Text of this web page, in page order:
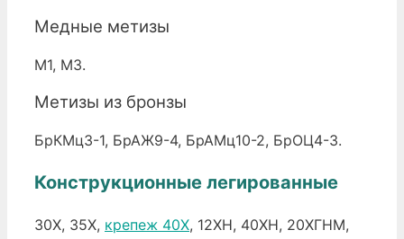
Медные метизы
М1, М3.
Метизы из бронзы
БрКМц3-1, БрАЖ9-4, БрАМц10-2, БрОЦ4-3.
Конструкционные легированные
30Х, 35Х, крепеж 40Х, 12ХН, 40ХН, 20ХГНМ,